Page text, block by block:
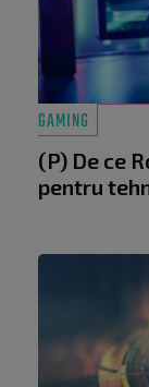
GAMING
(P) De ce
pentru